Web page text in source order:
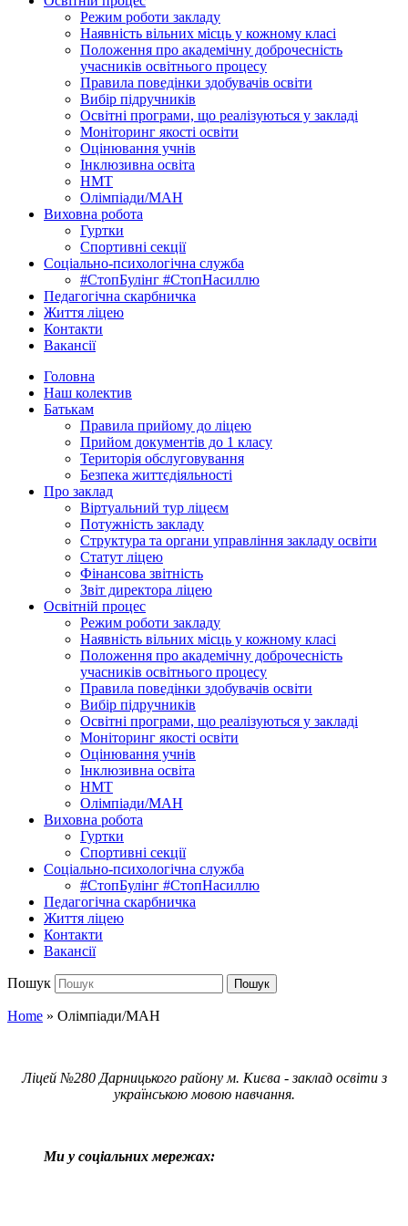
Режим роботи закладу
Наявність вільних місць у кожному класі
Положення про академічну доброчесність
учасників освітнього процесу
Правила поведінки здобувачів освіти
Вибір підручників
Освітні програми, що реалізуються у закладі
Моніторинг якості освіти
Оцінювання учнів
Інклюзивна освіта
НМТ
Олімпіади/МАН
Виховна робота
Гуртки
Спортивні секції
Соціально-психологічна служба
#СтопБулінг #СтопНасиллю
Педагогічна скарбничка
Життя ліцею
Контакти
Вакансії
Головна
Наш колектив
Батькам
Правила прийому до ліцею
Прийом документів до 1 класу
Територія обслуговування
Безпека життєдіяльності
Про заклад
Віртуальний тур ліцеєм
Потужність закладу
Структура та органи управління закладу освіти
Статут ліцею
Фінансова звітність
Звіт директора ліцею
Освітній процес
Режим роботи закладу
Наявність вільних місць у кожному класі
Положення про академічну доброчесність
учасників освітнього процесу
Правила поведінки здобувачів освіти
Вибір підручників
Освітні програми, що реалізуються у закладі
Моніторинг якості освіти
Оцінювання учнів
Інклюзивна освіта
НМТ
Олімпіади/МАН
Виховна робота
Гуртки
Спортивні секції
Соціально-психологічна служба
#СтопБулінг #СтопНасиллю
Педагогічна скарбничка
Життя ліцею
Контакти
Вакансії
Пошук Пошук
Home » Олімпіади/МАН
Ліцей №280 Дарницького району м. Києва - заклад освіти з
українською мовою навчання.
Ми у соціальних мережах: